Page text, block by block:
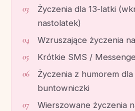
Życzenia dla 13-latki
nastolatek)
Wzruszające życzenia
Krótkie SMS /
Życzenia z humorem
buntowniczki
Wierszowane życzenia